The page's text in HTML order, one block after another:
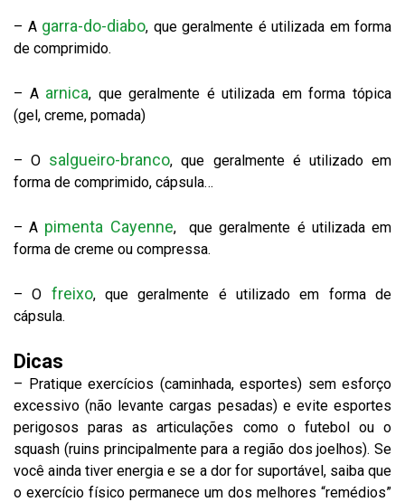
– A garra-do-diabo, que geralmente é utilizada em forma
de comprimido.
– A arnica, que geralmente é utilizada em forma tópica
(gel, creme, pomada)
– O salgueiro-branco, que geralmente é utilizado em
forma de comprimido, cápsula…
– A pimenta Cayenne, que geralmente é utilizada em
forma de creme ou compressa.
– O freixo, que geralmente é utilizado em forma de
cápsula.
Dicas
– Pratique exercícios (caminhada, esportes) sem esforço
excessivo (não levante cargas pesadas) e evite esportes
perigosos paras as articulações como o futebol ou o
squash (ruins principalmente para a região dos joelhos). Se
você ainda tiver energia e se a dor for suportável, saiba que
o exercício físico permanece um dos melhores “remédios”